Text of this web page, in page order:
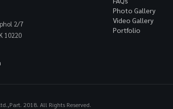
2/7
10220
Photo Gallery
Video Gallery
Portfolio
2018. All Rights Reserved.